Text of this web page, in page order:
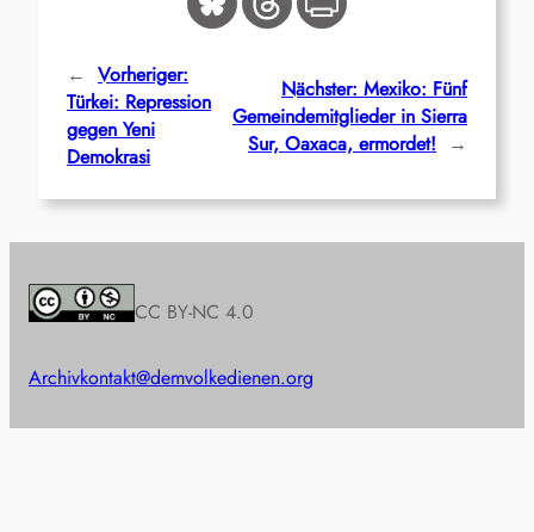
← Vorheriger:
Türkei: Repression
gegen Yeni
Demokrasi
Nächster: Mexiko: Fünf
Gemeindemitglieder in Sierra
Sur, Oaxaca, ermordet!
→
CC BY-NC 4.0
Archivkontakt@demvolkedienen.org